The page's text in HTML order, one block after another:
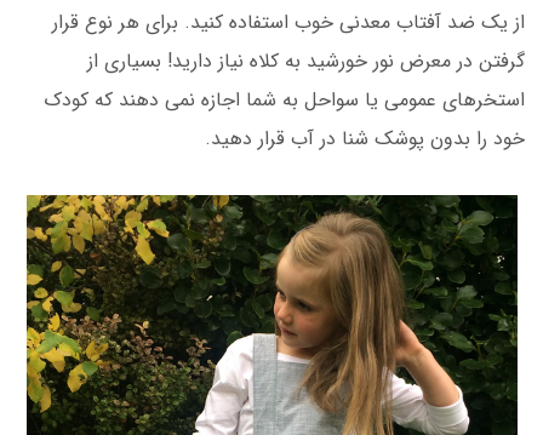
از یک ضد آفتاب معدنی خوب استفاده کنید. برای هر نوع قرار
گرفتن در معرض نور خورشید به کلاه نیاز دارید! بسیاری از
استخرهای عمومی یا سواحل به شما اجازه نمی دهند که کودک
خود را بدون پوشک شنا در آب قرار دهید.